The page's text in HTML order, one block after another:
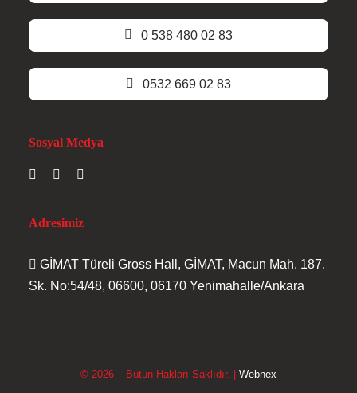
0 538 480 02 83
0532 669 02 83
Sosyal Medya
Adresimiz
GİMAT Türeli Gross Hall, GİMAT, Macun Mah. 187.
Sk. No:54/48, 06600, 06170 Yenimahalle/Ankara
© 2026 – Bütün Hakları Saklıdır. | Webnex